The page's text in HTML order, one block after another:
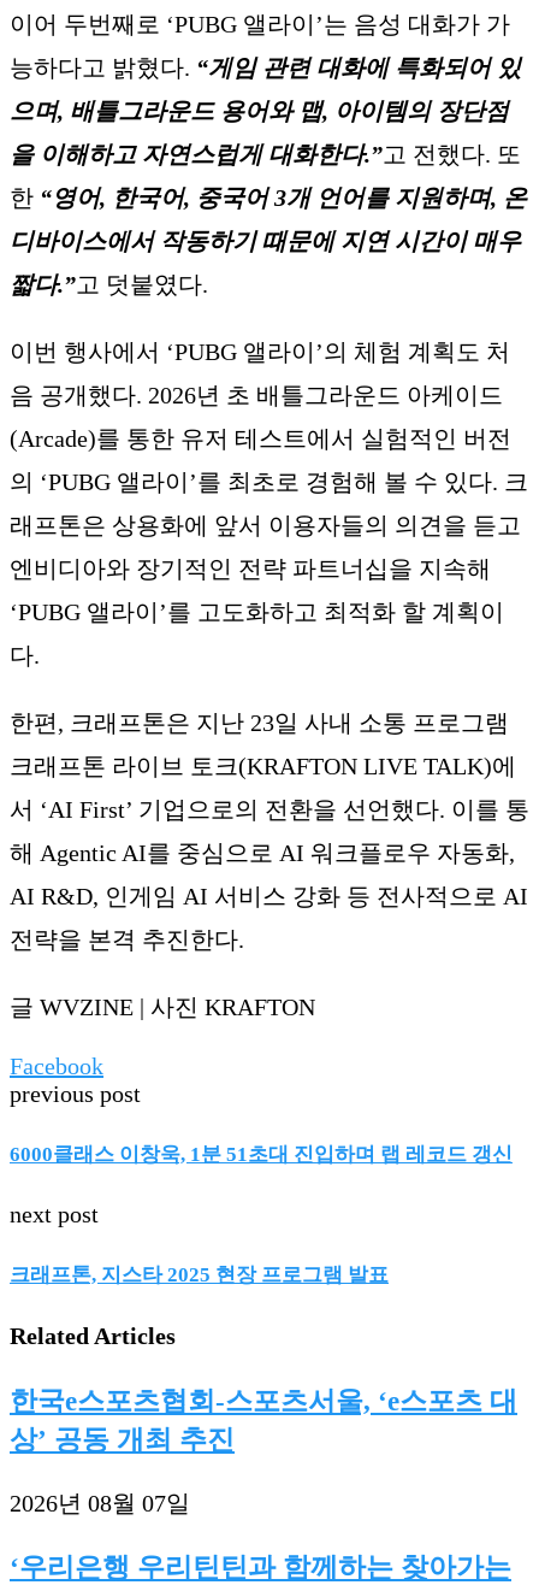
이어 두번째로 ‘PUBG 앨라이’는 음성 대화가 가
능하다고 밝혔다. “게임 관련 대화에 특화되어 있
으며, 배틀그라운드 용어와 맵, 아이템의 장단점
을 이해하고 자연스럽게 대화한다.”고 전했다. 또
한 “영어, 한국어, 중국어 3개 언어를 지원하며, 온
디바이스에서 작동하기 때문에 지연 시간이 매우
짧다.”고 덧붙였다.
이번 행사에서 ‘PUBG 앨라이’의 체험 계획도 처
음 공개했다. 2026년 초 배틀그라운드 아케이드
(Arcade)를 통한 유저 테스트에서 실험적인 버전
의 ‘PUBG 앨라이’를 최초로 경험해 볼 수 있다. 크
래프톤은 상용화에 앞서 이용자들의 의견을 듣고
엔비디아와 장기적인 전략 파트너십을 지속해
‘PUBG 앨라이’를 고도화하고 최적화 할 계획이
다.
한편, 크래프톤은 지난 23일 사내 소통 프로그램
크래프톤 라이브 토크(KRAFTON LIVE TALK)에
서 ‘AI First’ 기업으로의 전환을 선언했다. 이를 통
해 Agentic AI를 중심으로 AI 워크플로우 자동화,
AI R&D, 인게임 AI 서비스 강화 등 전사적으로 AI
전략을 본격 추진한다.
글 WVZINE | 사진 KRAFTON
Facebook
previous post
6000클래스 이창욱, 1분 51초대 진입하며 랩 레코드 갱신
next post
크래프톤, 지스타 2025 현장 프로그램 발표
Related Articles
한국e스포츠협회-스포츠서울, ‘e스포츠 대
상’ 공동 개최 추진
2026년 08월 07일
‘우리은행 우리틴틴과 함께하는 찾아가는